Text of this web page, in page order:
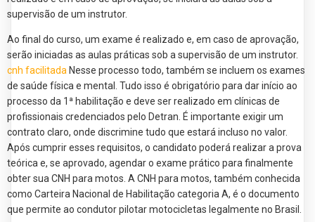
supervisão de um instrutor.
Ao final do curso, um exame é realizado e, em caso de aprovação,
serão iniciadas as aulas práticas sob a supervisão de um instrutor.
cnh facilitada Nesse processo todo, também se incluem os exames
de saúde física e mental. Tudo isso é obrigatório para dar início ao
processo da 1ª habilitação e deve ser realizado em clínicas de
profissionais credenciados pelo Detran. É importante exigir um
contrato claro, onde discrimine tudo que estará incluso no valor.
Após cumprir esses requisitos, o candidato poderá realizar a prova
teórica e, se aprovado, agendar o exame prático para finalmente
obter sua CNH para motos. A CNH para motos, também conhecida
como Carteira Nacional de Habilitação categoria A, é o documento
que permite ao condutor pilotar motocicletas legalmente no Brasil.